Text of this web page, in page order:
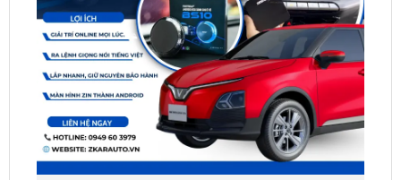
Android Box Cho Xe VinFast Herio Green